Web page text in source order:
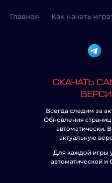
Главная Как начать
СКАЧАТЬ
Всегда следим за
Обновления
автоматически.
актуальную
Для каждой игры
автоматической и